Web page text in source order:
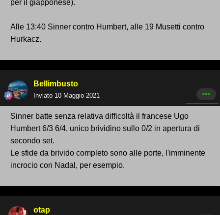
per il giapponese).
Alle 13:40 Sinner contro Humbert, alle 19 Musetti contro
Hurkacz.
Bellimbusto
Inviato 10 Maggio 2021
Sinner batte senza relativa difficoltà il francese Ugo
Humbert 6/3 6/4, unico brividino sullo 0/2 in apertura di
secondo set.
Le sfide da brivido completo sono alle porte, l'imminente
incrocio con Nadal, per esempio.
otap